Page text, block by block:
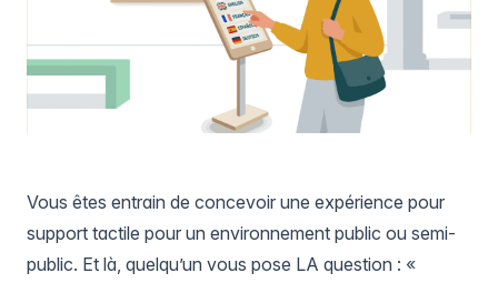
Vous êtes entrain de concevoir une expérience pour
support tactile pour un environnement public ou semi-
public. Et là, quelqu’un vous pose LA question : «